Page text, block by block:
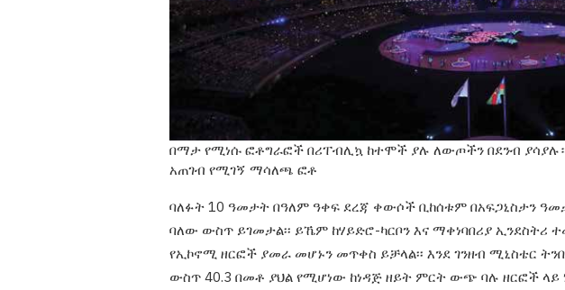
በማታ የሚነሱ ፎቶግራፎች በሪፐብሊኳ ከተሞች ያሉ ለውጦችን በደንብ
አጠገብ የሚገኝ ማሳለጫ ፎቶ
ባለፉት 10 ዓመታት በዓለም ዓቀፍ ደረጃ ቀውሶች ቢከሰቱም በአፍጋኒስታን
ባለው ውስጥ ይገመታል፡፡ ይኼም ከሃይድሮ-ካርቦን እና ማቀነባበሪያ ኢንደስትሪ
የኢኮኖሚ ዘርፎች ያመራ መሆኑን መጥቀስ ይቻላል፡፡ እንደ ገንዘብ ሚኒስቴር
ውስጥ 40.3 በመቶ ያህል የሚሆነው ከነዳጅ ዘይት ምርት ውጭ ባሉ ዘርፎች ላይ